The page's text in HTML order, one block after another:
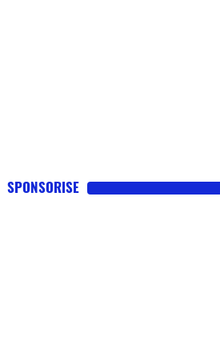
SPONSORISE